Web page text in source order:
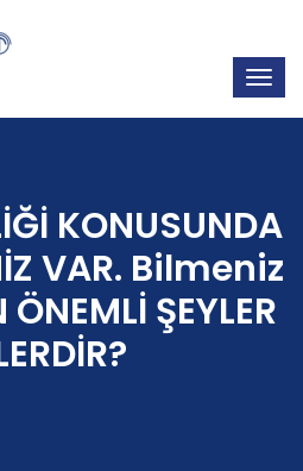
KONUSUNDA
VAR. Bilmeniz
ÖNEMLİ ŞEYLER